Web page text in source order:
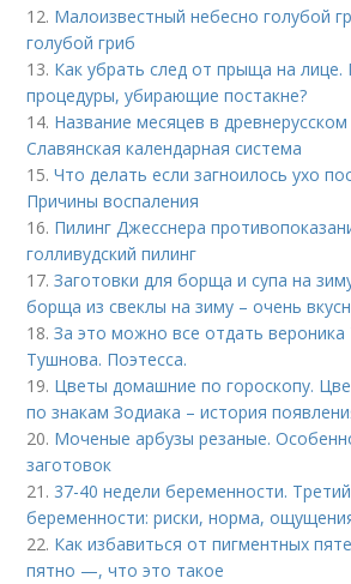
12. Малоизвестный небесно голубой
голубой гриб
13. Как убрать след от прыща на лице.
процедуры, убирающие постакне?
14. Название месяцев в древнерусском
Славянская календарная система
15.Что делать если загноилось ухо
Причины воспаления
16. Пилинг Джесснера
голливудский пилинг
17.Заготовки для борща и супа на
борща из свеклы на зиму – очень
18.За это можно все отдать
Тушнова. Поэтесса.
19. Цветы домашние по гороскопу.
по знакам Зодиака – история
20. Моченые арбузы резаные.
заготовок
21. 37-40 недели беременности.
беременности: риски, норма,
22. Как избавиться от пигментных
пятно —, что это такое